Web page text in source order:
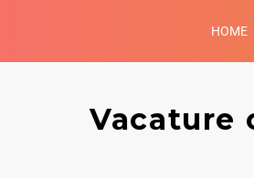
HOME
Vacature